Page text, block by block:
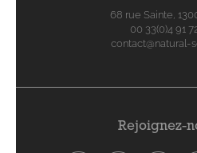
68 rue Sainte,
00 33(0)4 91
contact@natural-
Rejoignez-